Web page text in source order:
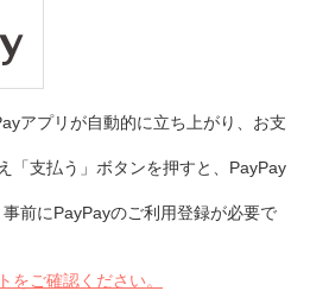
アプリが自動的に立ち上がり、お支
「支払う」ボタンを押すと、PayPay
前にPayPayのご利用登録が必要で
をご確認ください。